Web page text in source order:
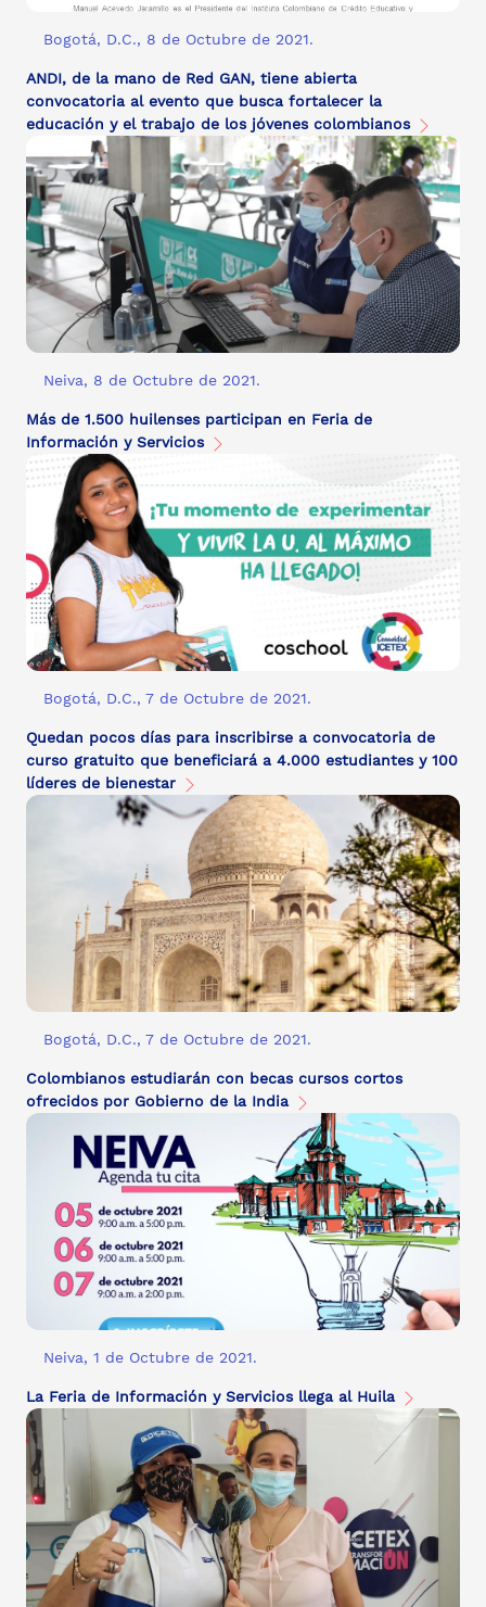
Bogotá, D.C., 8 de Octubre de 2021.
ANDI, de la mano de Red GAN, tiene abierta
convocatoria al evento que busca fortalecer la
educación y el trabajo de los jóvenes colombianos
Neiva, 8 de Octubre de 2021.
Más de 1.500 huilenses participan en Feria de
Información y Servicios
Bogotá, D.C., 7 de Octubre de 2021.
Quedan pocos días para inscribirse a convocatoria de
curso gratuito que beneficiará a 4.000 estudiantes y 100
líderes de bienestar
Bogotá, D.C., 7 de Octubre de 2021.
Colombianos estudiarán con becas cursos cortos
ofrecidos por Gobierno de la India
Neiva, 1 de Octubre de 2021.
La Feria de Información y Servicios llega al Huila